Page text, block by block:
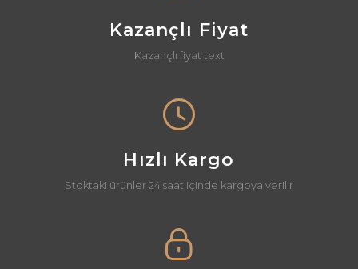
Gönder
Kazançlı Fiyat
Kazançlı fiyat text
Hızlı Kargo
Stoktaki ürünler 24 saat içinde kargoya verilir